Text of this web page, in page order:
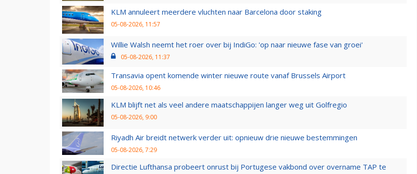
KLM annuleert meerdere vluchten naar Barcelona door staking
05-08-2026, 11:57
Willie Walsh neemt het roer over bij IndiGo: 'op naar nieuwe fase van groei'
05-08-2026, 11:37
Transavia opent komende winter nieuwe route vanaf Brussels Airport
05-08-2026, 10:46
KLM blijft net als veel andere maatschappijen langer weg uit Golfregio
05-08-2026, 9:00
Riyadh Air breidt netwerk verder uit: opnieuw drie nieuwe bestemmingen
05-08-2026, 7:29
Directie Lufthansa probeert onrust bij Portugese vakbond over overname TAP te